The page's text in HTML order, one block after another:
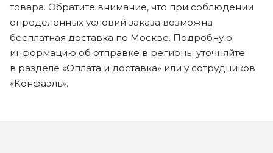
товара. Обратите внимание, что при соблюдении
определенных условий заказа возможна
бесплатная доставка по Москве. Подробную
информацию об отправке в регионы уточняйте
в разделе «Оплата и доставка» или у сотрудников
«Конфаэль».